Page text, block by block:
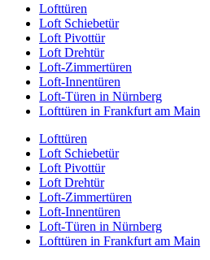
Lofttüren
Loft Schiebetür
Loft Pivottür
Loft Drehtür
Loft-Zimmertüren
Loft-Innentüren
Loft-Türen in Nürnberg
Lofttüren in Frankfurt am Main
Lofttüren
Loft Schiebetür
Loft Pivottür
Loft Drehtür
Loft-Zimmertüren
Loft-Innentüren
Loft-Türen in Nürnberg
Lofttüren in Frankfurt am Main